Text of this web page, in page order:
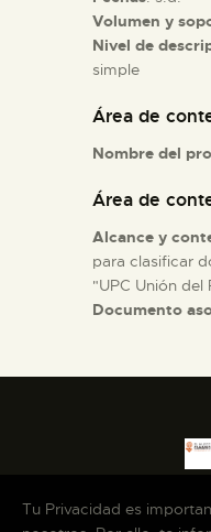
Volumen y
Nivel de
simple
Área de
Nombre del
Área de
Alcance y
para clasificar
"UPC Unión del
Documento
Tu Privacidad es